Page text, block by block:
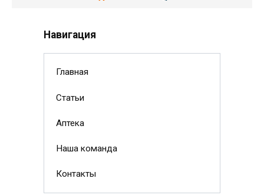
Навигация
Главная
Статьи
Аптека
Наша команда
Контакты